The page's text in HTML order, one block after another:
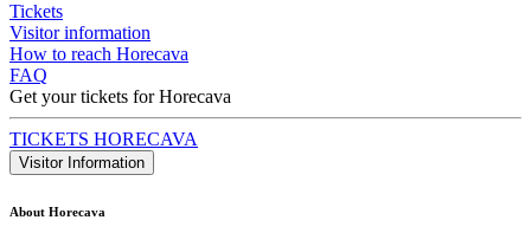
Tickets
Visitor information
How to reach Horecava
FAQ
Get your tickets for Horecava
TICKETS HORECAVA
Visitor Information
About Horecava